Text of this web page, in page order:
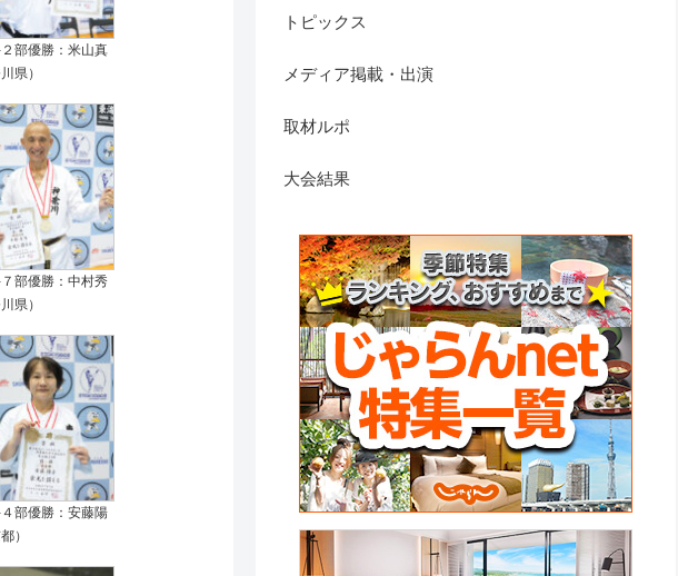
部優勝：米山真
県）
部優勝：中村秀
県）
部優勝：安藤陽
）
トピックス
メディア掲載・出演
取材ルポ
大会結果